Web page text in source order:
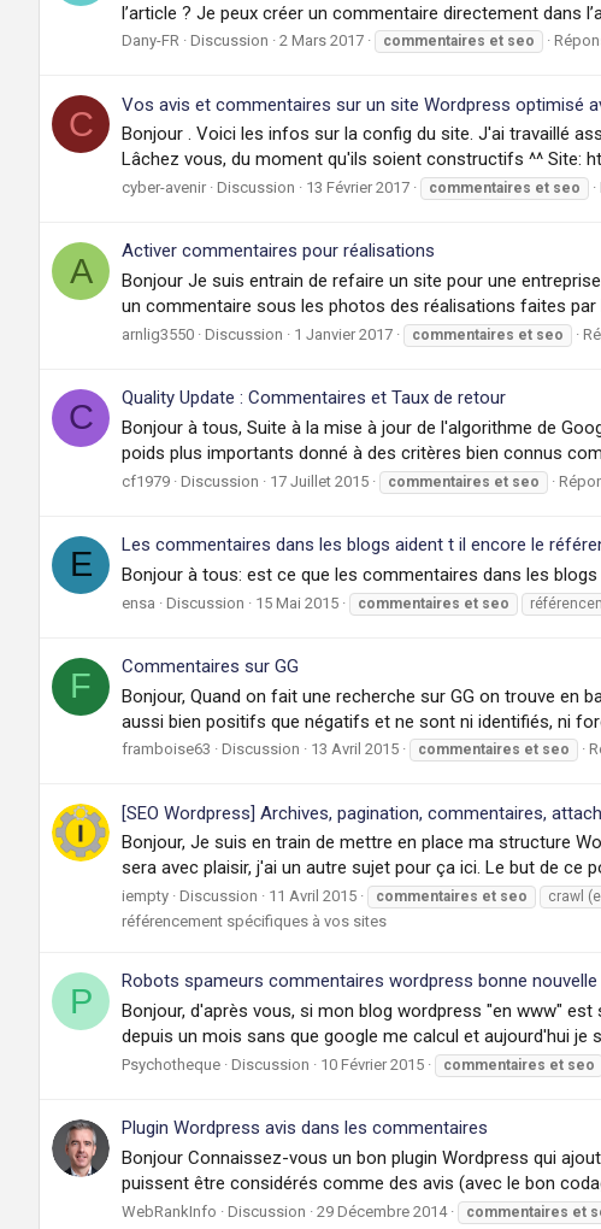
l’article ? Je peux créer un commentaire directement dans
Dany-FR Discussion 2 Mars 2017 commentaires et seo
C
Vos avis et commentaires sur un site Wordpress optimisé
Bonjour . Voici les infos sur la config du site. J'ai travaillé
Lâchez vous, du moment qu'ils soient constructifs ^^ Site:
cyber-avenir Discussion 13 Février 2017 commentaires et seo
A
Activer commentaires pour réalisations
Bonjour Je suis entrain de refaire un site pour une
un commentaire sous les photos des réalisations faites par
arnlig3550 Discussion 1 Janvier 2017 commentaires et seo
C
Quality Update : Commentaires et Taux de retour
Bonjour à tous, Suite à la mise à jour de l'algorithme de
poids plus importants donné à des critères bien connus
cf1979 Discussion 17 Juillet 2015 commentaires et seo
E
Les commentaires dans les blogs aident t il encore le
Bonjour à tous: est ce que les commentaires dans les
ensa Discussion 15 Mai 2015 commentaires et seo
F
Commentaires sur GG
Bonjour, Quand on fait une recherche sur GG on trouve en
aussi bien positifs que négatifs et ne sont ni identifiés, ni
framboise63 Discussion 13 Avril 2015 commentaires et seo
[SEO Wordpress] Archives, pagination, commentaires,
Bonjour, Je suis en train de mettre en place ma structure
sera avec plaisir, j'ai un autre sujet pour ça ici. Le but de ce
iempty Discussion 11 Avril 2015 commentaires et seo crawl
référencement spécifiques à vos sites
P
Robots spameurs commentaires wordpress bonne nouvelle
Bonjour, d'après vous, si mon blog wordpress "en www"
depuis un mois sans que google me calcul et aujourd'hui je
Psychotheque Discussion 10 Février 2015 commentaires et seo
Plugin Wordpress avis dans les commentaires
Bonjour Connaissez-vous un bon plugin Wordpress qui
puissent être considérés comme des avis (avec le bon
WebRankInfo Discussion 29 Décembre 2014 commentaires et